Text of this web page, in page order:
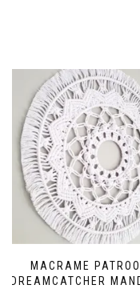
MACRAME
DREAMCATCHER